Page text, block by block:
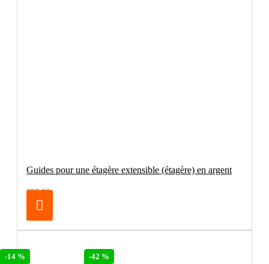
-42 %
-42 %
-14 %
Guides pour une étagère extensible (étagère) en argent
€98.00